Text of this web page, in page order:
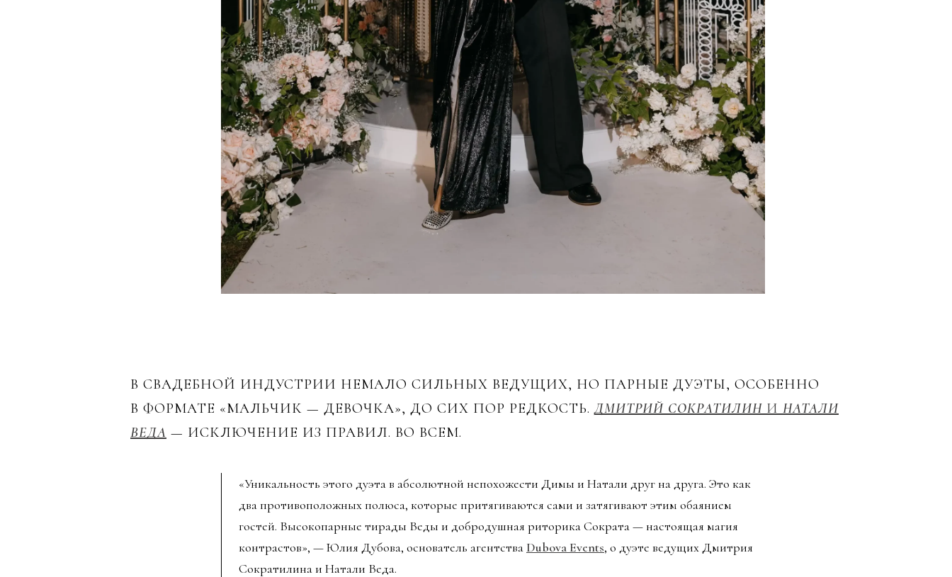
В СВАДЕБНОЙ ИНДУСТРИИ НЕМАЛО СИЛЬНЫХ ВЕДУЩИХ, НО ПАРНЫЕ ДУЭТЫ, ОСОБЕННО
В ФОРМАТЕ «МАЛЬЧИК — ДЕВОЧКА», ДО СИХ ПОР РЕДКОСТЬ.ДМИТРИЙ СОКРАТИЛИН И НАТАЛИ
ВЕДА — ИСКЛЮЧЕНИЕ ИЗ ПРАВИЛ. ВО ВСЕМ.
«Уникальность этого дуэта в абсолютной непохожести Димы и Натали друг на друга. Это как
два противоположных полюса, которые притягиваются сами и затягивают этим обаянием
гостей. Высокопарные тирады Веды и добродушная риторика Сократа — настоящая магия
контрастов», — Юлия Дубова, основатель агентства Dubova Events, о дуэте ведущих Дмитрия
Сократилина и Натали Веда.